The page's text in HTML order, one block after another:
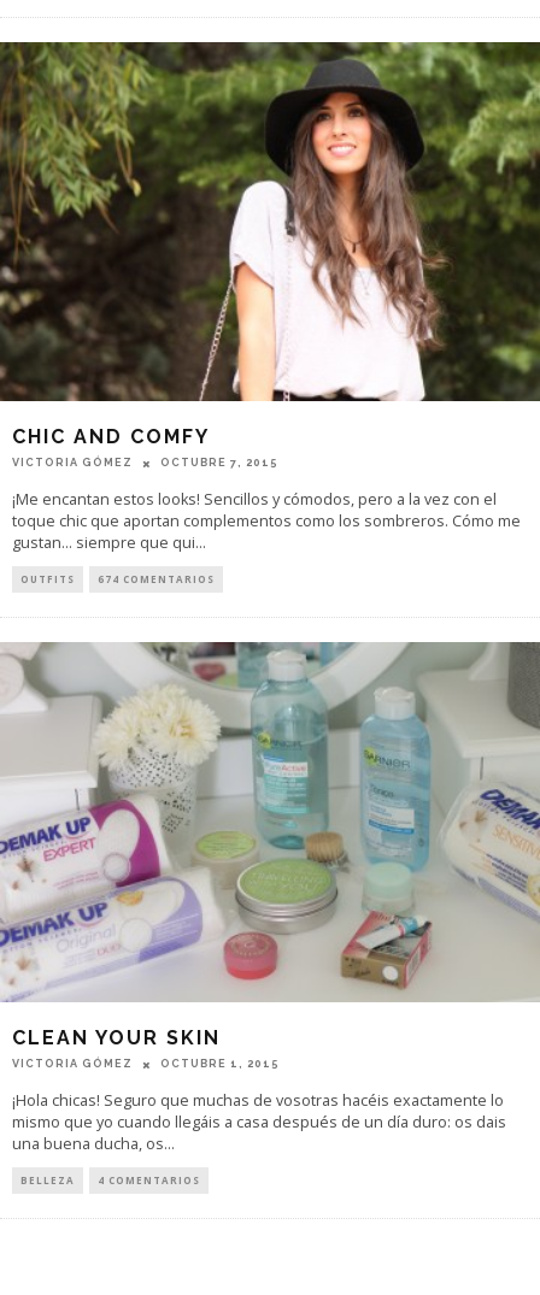
CHIC AND COMFY
VICTORIA GÓMEZ OCTUBRE 7, 2015
¡Me encantan estos looks! Sencillos y cómodos, pero a la vez con el
toque chic que aportan complementos como los sombreros. Cómo me
gustan... siempre que qui...
OUTFITS 674 COMENTARIOS
CLEAN YOUR SKIN
VICTORIA GÓMEZ OCTUBRE 1, 2015
¡Hola chicas! Seguro que muchas de vosotras hacéis exactamente lo
mismo que yo cuando llegáis a casa después de un día duro: os dais
una buena ducha, os...
BELLEZA 4 COMENTARIOS